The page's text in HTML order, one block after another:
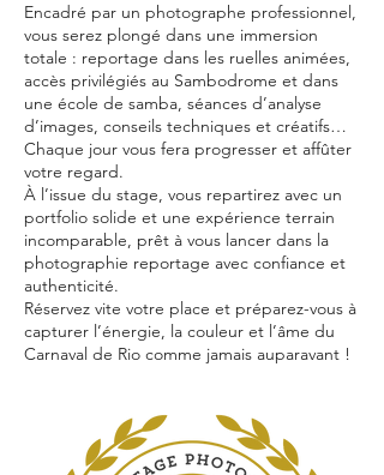
Encadré par un photographe professionnel,
vous serez plongé dans une immersion
totale : reportage dans les ruelles animées,
accès privilégiés au Sambodrome et dans
une école de samba, séances d’analyse
d’images, conseils techniques et créatifs…
Chaque jour vous fera progresser et affûter
votre regard.
À l’issue du stage, vous repartirez avec un
portfolio solide et une expérience terrain
incomparable, prêt à vous lancer dans la
photographie reportage avec confiance et
authenticité.
Réservez vite votre place et préparez-vous à
capturer l’énergie, la couleur et l’âme du
Carnaval de Rio comme jamais auparavant !